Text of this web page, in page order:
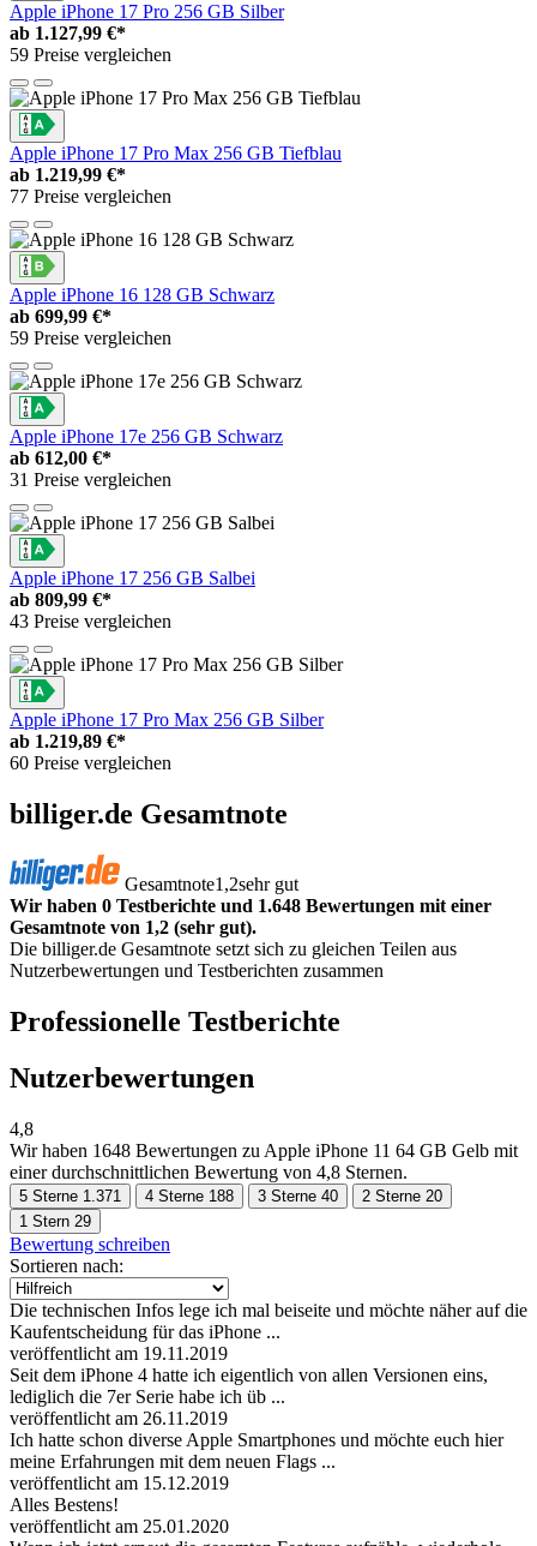
Apple iPhone 17 Pro 256 GB Silber
ab 1.127,99 €*
59 Preise vergleichen
Apple iPhone 17 Pro Max 256 GB Tiefblau
ab 1.219,99 €*
77 Preise vergleichen
Apple iPhone 16 128 GB Schwarz
ab 699,99 €*
59 Preise vergleichen
Apple iPhone 17e 256 GB Schwarz
ab 612,00 €*
31 Preise vergleichen
Apple iPhone 17 256 GB Salbei
ab 809,99 €*
43 Preise vergleichen
Apple iPhone 17 Pro Max 256 GB Silber
ab 1.219,89 €*
60 Preise vergleichen
billiger.de Gesamtnote
Gesamtnote1,2sehr gut
Wir haben 0 Testberichte und 1.648 Bewertungen mit einer
Gesamtnote von 1,2 (sehr gut).
Die billiger.de Gesamtnote setzt sich zu gleichen Teilen aus
Nutzerbewertungen und Testberichten zusammen
Professionelle Testberichte
Nutzerbewertungen
4,8
Wir haben 1648 Bewertungen zu Apple iPhone 11 64 GB Gelb mit
einer durchschnittlichen Bewertung von 4,8 Sternen.
5 Sterne 1.371 4 Sterne 188 3 Sterne 40 2 Sterne 20
1 Stern 29
Bewertung schreiben
Sortieren nach:
Die technischen Infos lege ich mal beiseite und möchte näher auf die
Kaufentscheidung für das iPhone ...
veröffentlicht am 19.11.2019
Seit dem iPhone 4 hatte ich eigentlich von allen Versionen eins,
lediglich die 7er Serie habe ich üb ...
veröffentlicht am 26.11.2019
Ich hatte schon diverse Apple Smartphones und möchte euch hier
meine Erfahrungen mit dem neuen Flags ...
veröffentlicht am 15.12.2019
Alles Bestens!
veröffentlicht am 25.01.2020